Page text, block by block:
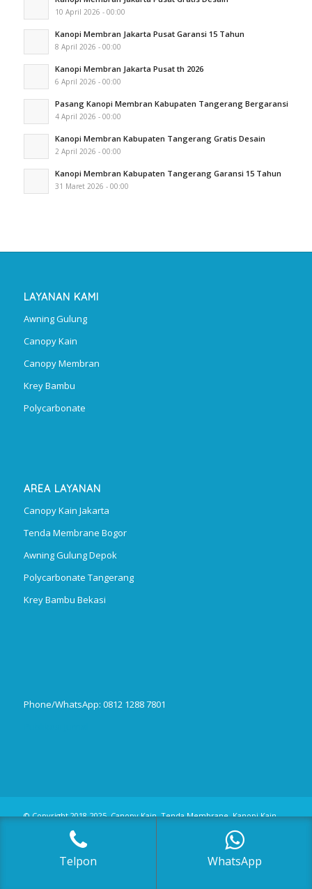
10 April 2026 - 00:00
Kanopi Membran Jakarta Pusat Garansi 15 Tahun
8 April 2026 - 00:00
Kanopi Membran Jakarta Pusat th 2026
6 April 2026 - 00:00
Pasang Kanopi Membran Kabupaten Tangerang Bergaransi
4 April 2026 - 00:00
Kanopi Membran Kabupaten Tangerang Gratis Desain
2 April 2026 - 00:00
Kanopi Membran Kabupaten Tangerang Garansi 15 Tahun
31 Maret 2026 - 00:00
LAYANAN KAMI
Awning Gulung
Canopy Kain
Canopy Membran
Krey Bambu
Polycarbonate
AREA LAYANAN
Canopy Kain Jakarta
Tenda Membrane Bogor
Awning Gulung Depok
Polycarbonate Tangerang
Krey Bambu Bekasi
Phone/WhatsApp: 0812 1288 7801
© Copyright 2018-2025, Canopy Kain, Tenda Membrane, Kanopi Kain,
Kanopi Minmalis
Telpon WhatsApp